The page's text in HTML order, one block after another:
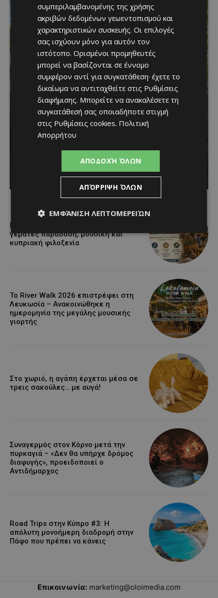
Στα Κελλιά Λάρνακας
υπάρχει ένα ξεχωριστό
εκκλησιαστικό
συγκρότημα που αξίζει να
επισκεφθείς
Κατερίνα Χριστοφή - August 5, 2026
Πανηγύρι Λάγιας 2026: Δύο ημέρες
γεμάτες παράδοση, μουσική και
κυπριακή φιλοξενία
Το River Walk 2026 επιστρέφει στη
Λευκωσία – Ανακοινώθηκε η
ημερομηνία της μεγάλης μουσικής
γιορτής
Στο χωριό, η αγάπη έρχεται μέσα σε
τρεις σακούλες… με αυγά!
Συναγερμός στον Κόρνο μετά την
πυρκαγιά – «Δεν θα υπήρχε δρόμος
διαφυγής», προειδοποιεί ο
Αντιδήμαρχος
Road Trips στην Κύπρο #3: Η
απόλυτη μονοήμερη διαδρομή στην
Πάφο που πρέπει να κάνεις
Επικοινωνία: marketing@oloimedia.com
συμπεριλαμβανομένης της χρήσης
ακριβών δεδομένων γεωεντοπισμού και
χαρακτηριστικών συσκευής. Οι επιλογές
σας ισχύουν μόνο για αυτόν τον
ιστότοπο. Ορισμένοι προμηθευτές
μπορεί να βασίζονται σε έννομο
συμφέρον αντί για συγκατάθεση· έχετε το
δικαίωμα να αντιταχθείτε στις Ρυθμίσεις
διαφήμισης. Μπορείτε να ανακαλέσετε τη
συγκατάθεσή σας οποιαδήποτε στιγμή
στις Ρυθμίσεις cookies. Πολιτική
Απορρήτου
ΑΠΟΔΟΧΉ ΌΛΩΝ
ΑΠΌΡΡΙΨΗ ΌΛΩΝ
ΕΜΦΆΝΙΣΗ ΛΕΠΤΟΜΕΡΕΙΏΝ